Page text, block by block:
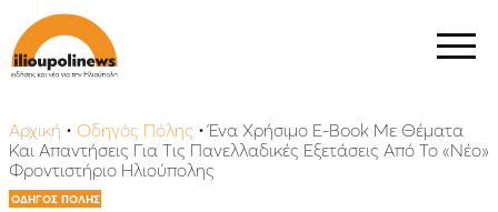
Αρχική • Οδηγός Πόλης •Ένα Χρήσιμο E-Book Με Θέματα
Και Απαντήσεις Για Τις Πανελλαδικές Εξετάσεις Από Το «Νέο»
Φροντιστήριο Ηλιούπολης
ΟΔΗΓΟΣ ΠΟΛΗΣ